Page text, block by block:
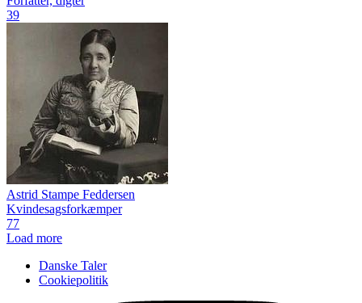
39
Astrid Stampe Feddersen
Kvindesagsforkæmper
77
Load more
Danske Taler
Cookiepolitik